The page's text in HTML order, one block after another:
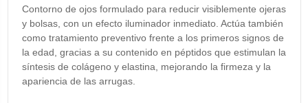
Contorno de ojos formulado para reducir visiblemente ojeras
y bolsas, con un efecto iluminador inmediato. Actúa también
como tratamiento preventivo frente a los primeros signos de
la edad, gracias a su contenido en péptidos que estimulan la
síntesis de colágeno y elastina, mejorando la firmeza y la
apariencia de las arrugas.